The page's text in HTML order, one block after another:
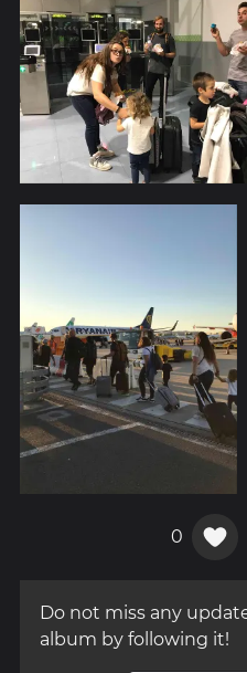
0
Do not miss any
album by following it!